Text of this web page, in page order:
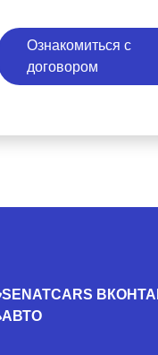
Ознакомиться с
договором
SENATCARS
АВТО